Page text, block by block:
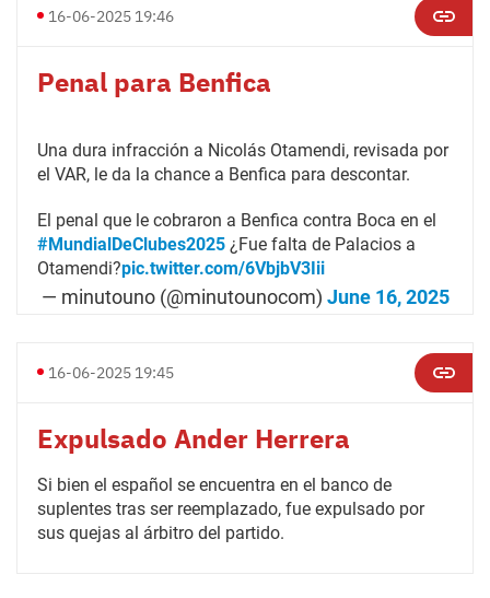
16-06-2025 19:46
Penal para Benfica
Una dura infracción a Nicolás Otamendi, revisada por
el VAR, le da la chance a Benfica para descontar.
El penal que le cobraron a Benfica contra Boca en el
#MundialDeClubes2025 ¿Fue falta de Palacios a
Otamendi?pic.twitter.com/6VbjbV3Iii
— minutouno (@minutounocom) June 16, 2025
16-06-2025 19:45
Expulsado Ander Herrera
Si bien el español se encuentra en el banco de
suplentes tras ser reemplazado, fue expulsado por
sus quejas al árbitro del partido.